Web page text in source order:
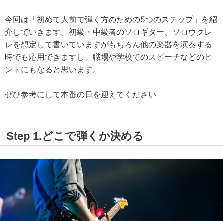
今回は「初めて人前で弾く方のための5つのステップ」を紹
介していきます。初級・中級者のソロギター、ソロウクレ
レを想定して書いていますがもちろん他の楽器を演奏する
時でも応用できますし、職場や学校でのスピーチなどのヒ
ントにもなると思います。
ぜひ参考にして本番の日を迎えてください
Step 1.どこで弾くか決める